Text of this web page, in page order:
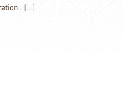
[...]